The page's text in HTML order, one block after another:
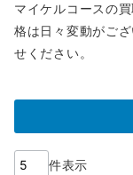
マイケルコースの
格は日々変動がご
せください。
件表示